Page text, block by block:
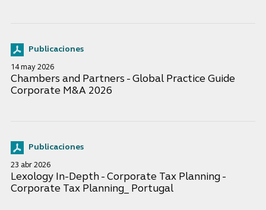
Publicaciones
14 may 2026
Chambers and Partners - Global Practice Guide
Corporate M&A 2026
Publicaciones
23 abr 2026
Lexology In-Depth - Corporate Tax Planning -
Corporate Tax Planning_ Portugal